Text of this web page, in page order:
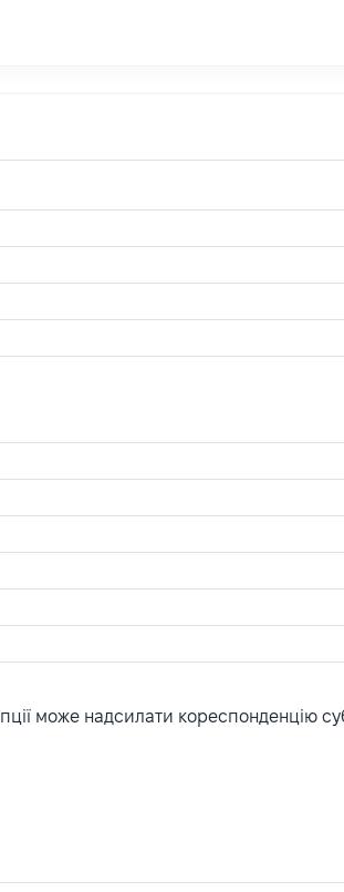
може надсилати кореспонденцію